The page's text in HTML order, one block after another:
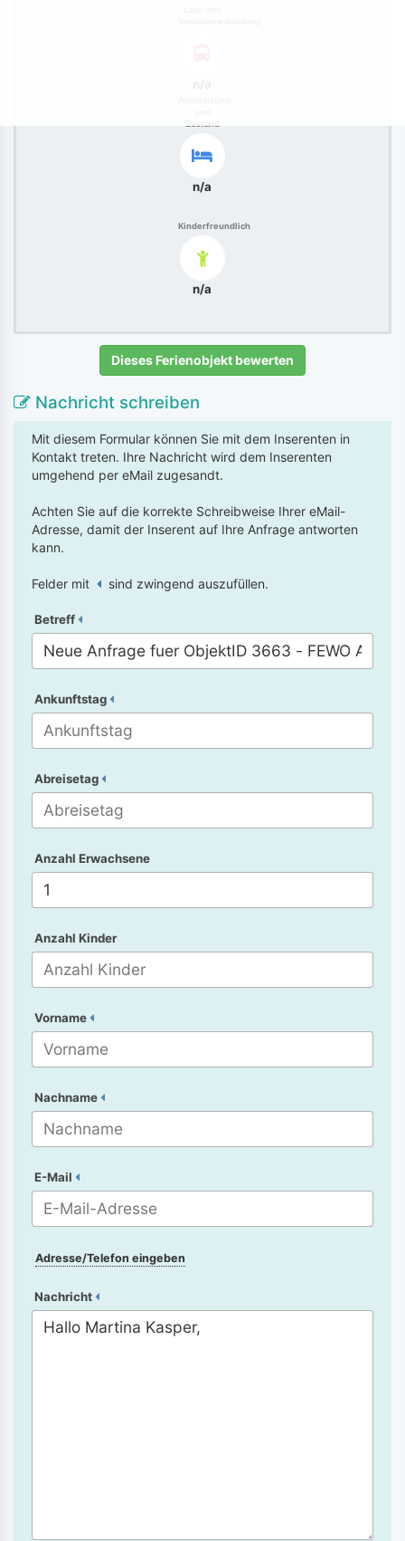
n/a
Kinderfreundlich
n/a
Dieses Ferienobjekt bewerten
Nachricht schreiben
Mit diesem Formular können Sie mit dem Inserenten in
Kontakt treten. Ihre Nachricht wird dem Inserenten
umgehend per eMail zugesandt.
Achten Sie auf die korrekte Schreibweise Ihrer eMail-
Adresse, damit der Inserent auf Ihre Anfrage antworten
kann.
Felder mit sind zwingend auszufüllen.
Betreff
Ankunftstag
Abreisetag
Anzahl Erwachsene
Anzahl Kinder
Vorname
Nachname
E-Mail
Adresse/Telefon eingeben
Nachricht